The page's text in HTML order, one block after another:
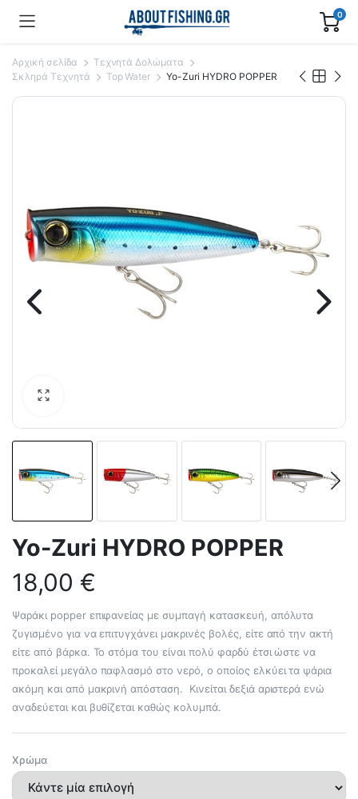
0
Αρχική σελίδα
Τεχνητά Δολώματα
Σκληρά Τεχνητά
Top Water Yo-Zuri HYDRO POPPER
Yo-Zuri HYDRO POPPER
18,00 €
Ψαράκι popper επιφανείας με συμπαγή κατασκευή, απόλυτα
ζυγισμένο για να επιτυγχάνει μακρινές βολές, είτε από την ακτή
είτε από βάρκα. Το στόμα του είναι πολύ φαρδύ έτσι ώστε να
προκαλεί μεγάλο παφλασμό στο νερό, ο οποίος ελκύει τα ψάρια
ακόμη και από μακρινή απόσταση. Κινείται δεξιά αριστερά ενώ
αναδεύεται και βυθίζεται καθώς κολυμπά.
Χρώμα